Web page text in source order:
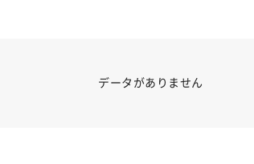
データがありません